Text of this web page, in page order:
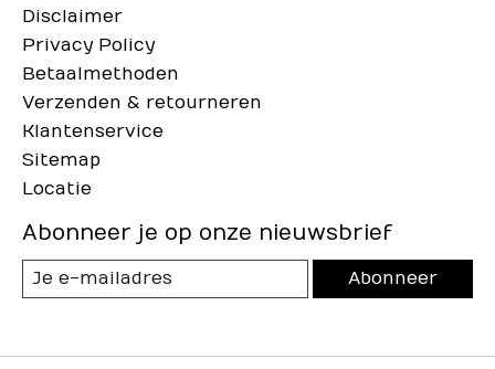
Disclaimer
Privacy Policy
Betaalmethoden
Verzenden & retourneren
Klantenservice
Sitemap
Locatie
Abonneer je op onze nieuwsbrief
Abonneer